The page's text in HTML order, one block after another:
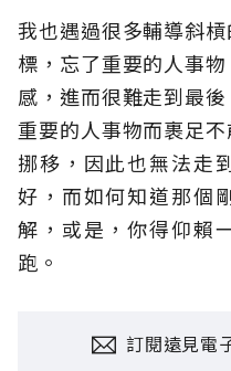
我也遇過很多輔導斜
標，忘了重要的人事
感，進而很難走到最
重要的人事物而裹足
挪移，因此也無法走
好，而如何知道那個
解，或是，你得仰賴
跑。
訂閱遠見電